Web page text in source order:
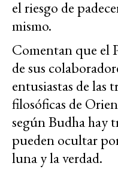
el riesgo de
mismo.
Comentan que el
de sus
entusiastas de las
filosóficas de
según Budha hay
pueden ocultar
luna y la verdad.